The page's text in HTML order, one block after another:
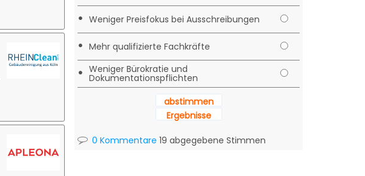
• Weniger Preisfokus bei Ausschreibungen
• Mehr qualifizierte Fachkräfte
• Weniger Bürokratie und
Dokumentationspflichten
abstimmen
Ergebnisse
0 Kommentare 19 abgegebene Stimmen